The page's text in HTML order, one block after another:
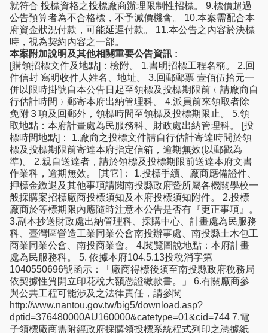
就符合 投標資格之投標廠商辦理限制性招標。 9.標價超過
公告預算者為不合格標，不予減價機會。 10.本案需配合本
府資金狀況付款，可能延遲付款。 11.本公告之內容於決標
時，視為契約內容之一部。
本案附加說明及其他相關重要公告資訊 :
[購領招標文件及地點]：檢附。 1.書明招標工程名稱。 2.回
件信封 寫明收件人姓名、地址。 3.回郵郵票 壹佰伍拾元一
併以限時掛號自本公告日起至領標及投標期限前﹙請廠商自
行估計時間﹚郵寄本府出納管理科。 4.派員前來領取者除
免附３項及回郵外，領標時間至領標及投標期限止。 5.領
取地點：本府計畫處為民服務科、財政處出納管理科。 [投
標時間地點]： 1.廠商之投標文件請自行估計寄達時間於領
標及投標期限前寄達本府指定信箱，逾期無效(以郵戳為
準)。 2.親自送達者，請於領標及投標期限前送達本府文書
作業科，逾期無效。 [其它]： 1.投標手續、廠商應備證件、
押標金繳退及其他事項請閱南投縣政府暨所屬各機關學校一
般採購案招標廠商投標須知及本府投標須知附件。 2.投標
廠商於等標期限內應隨時注意本公告是否有『更正事項』。
3.副本抄送財政處出納管理科、採購中心、計畫處為民服務
科、臺灣區營造工業同業公會南投辦事處、南投縣土木包工
商業同業公會、南投商業會。 4.閱覽圖說地點：本府計畫
處為民服務科。 5. 依據本府104.5.13投稅消字第
1040550696號函示：「廠商得標後須至南投縣政府稅務局
依契據性質開立印花稅大額憑證繳款書。」 6.有關廠商參
與公共工程可能涉及之法律責任，請參閱
http://www.nantou.gov.tw/big5/download.asp?
dptid=376480000AU160000&catetype=01&cid=744 7.電
子領標廠商需附經政府採購領投標系統程式列印之憑據紙